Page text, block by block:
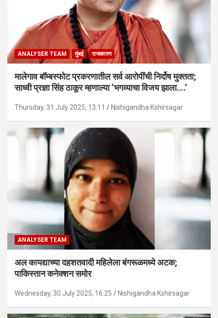
ANALYSER TEAM मुंबई राजकारण
मालेगाव बॉम्बस्फोट प्रकरणातील सर्व आरोपींची निर्दोष मुक्तता;
साध्वी प्रज्ञा सिंह ठाकूर म्हणाल्या ‘भगव्याचा विजय झाला….’
Thursday, 31 July 2025, 13:11 Nishigandha Kshirsagar
ANALYSER TEAM
अल कायद्याच्या दहशतवादी महिलेला बंगरूळमध्ये अटक;
पाकिस्तान कनेक्शन समोर
Wednesday, 30 July 2025, 16:25 Nishigandha Kshirsagar